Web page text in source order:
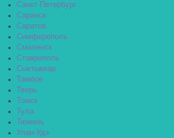
Санкт-Петербург
Саранск
Саратов
Симферополь
Смоленск
Ставрополь
Сыктывкар
Тамбов
Тверь
Томск
Тула
Тюмень
Улан-Удэ